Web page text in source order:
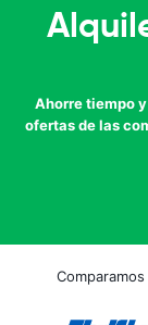
Ahorre tiempo
ofertas de las